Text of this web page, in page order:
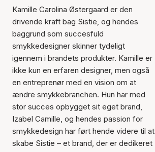
Kamille Carolina Østergaard er den
drivende kraft bag Sistie, og hendes
baggrund som succesfuld
smykkedesigner skinner tydeligt
igennem i brandets produkter. Kamille er
ikke kun en erfaren designer, men også
en entreprenør med en vision om at
ændre smykkebranchen. Hun har med
stor succes opbygget sit eget brand,
Izabel Camille, og hendes passion for
smykkedesign har ført hende videre til at
skabe Sistie – et brand, der er dedikeret